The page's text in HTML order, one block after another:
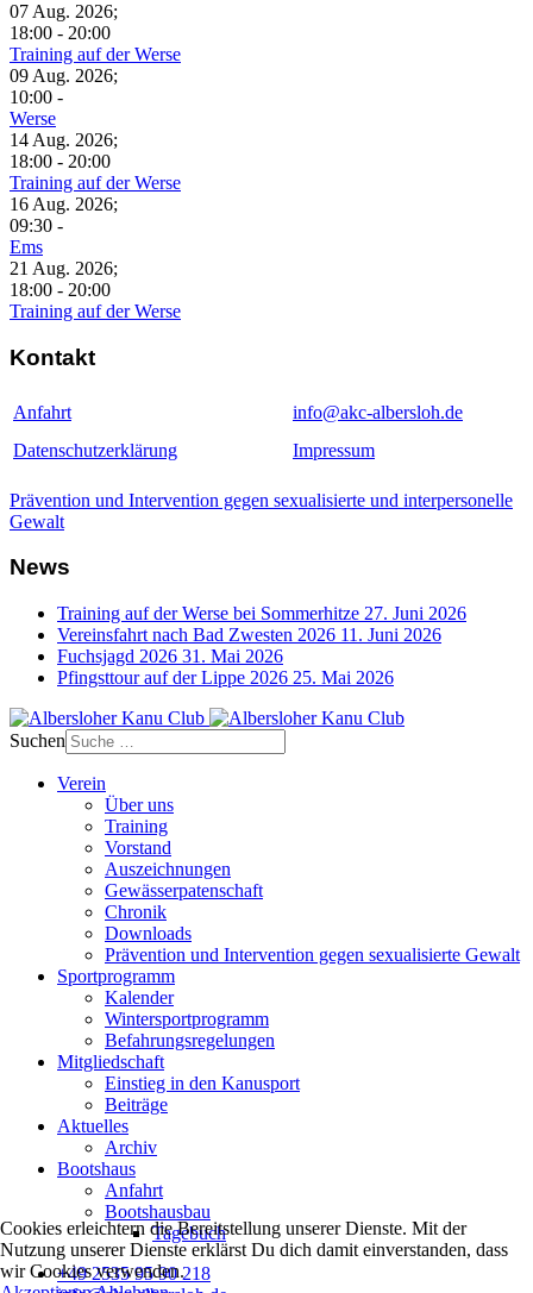
07 Aug. 2026;
18:00 - 20:00
Training auf der Werse
09 Aug. 2026;
10:00 -
Werse
14 Aug. 2026;
18:00 - 20:00
Training auf der Werse
16 Aug. 2026;
09:30 -
Ems
21 Aug. 2026;
18:00 - 20:00
Training auf der Werse
Kontakt
Anfahrt
info@akc-albersloh.de
Datenschutzerklärung
Impressum
Prävention und Intervention gegen sexualisierte und interpersonelle
Gewalt
News
Training auf der Werse bei Sommerhitze 27. Juni 2026
Vereinsfahrt nach Bad Zwesten 2026 11. Juni 2026
Fuchsjagd 2026 31. Mai 2026
Pfingsttour auf der Lippe 2026 25. Mai 2026
Suchen
Verein
Über uns
Training
Vorstand
Auszeichnungen
Gewässerpatenschaft
Chronik
Downloads
Prävention und Intervention gegen sexualisierte Gewalt
Sportprogramm
Kalender
Wintersportprogramm
Befahrungsregelungen
Mitgliedschaft
Einstieg in den Kanusport
Beiträge
Aktuelles
Archiv
Bootshaus
Anfahrt
Bootshausbau
Tagebuch
+49 2535 95 90 218
Cookies erleichtern die Bereitstellung unserer Dienste. Mit der
Nutzung unserer Dienste erklärst Du dich damit einverstanden, dass
wir Cookies verwenden.